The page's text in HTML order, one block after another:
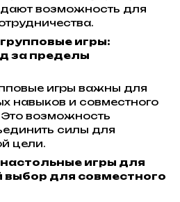
возможность для
игры:
за пределы
игры важны для
навыков и совместного
возможность
силы для
цели.
игры для
выбор для совместного